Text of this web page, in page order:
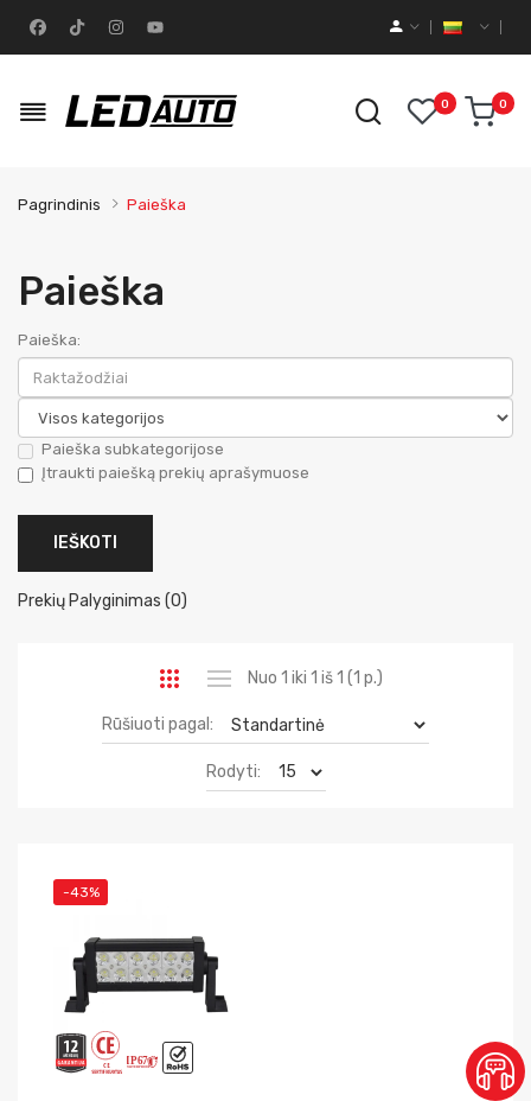
0 0
Pagrindinis Paieška
Paieška
Paieška:
Paieška subkategorijose
Įtraukti paiešką prekių aprašymuose
Prekių Palyginimas (0)
Nuo 1 iki 1 iš 1 (1 p.)
Rūšiuoti pagal:
Rodyti:
-43%